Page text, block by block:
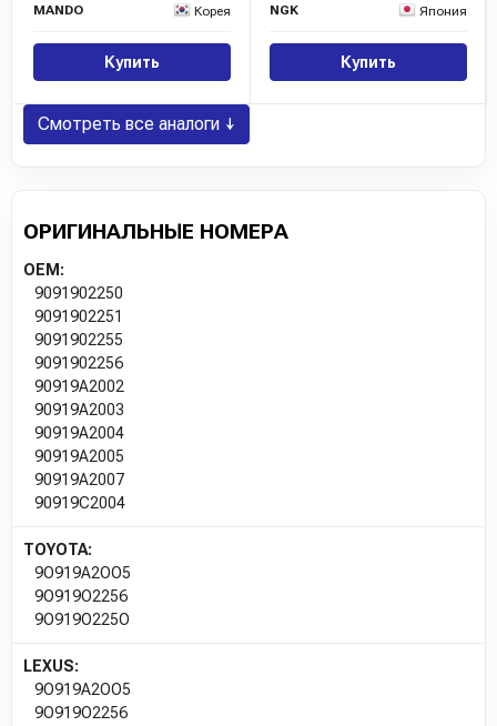
MANDO
Корея
Купить
NGK
Япония
Купить
Смотреть все аналоги ↓
ОРИГИНАЛЬНЫЕ НОМЕРА
OEM:
9091902250
9091902251
9091902255
9091902256
90919A2002
90919A2003
90919A2004
90919A2005
90919A2007
90919C2004
TOYOTA:
9O919A2OO5
9O919O2256
9O919O225O
LEXUS:
9O919A2OO5
9O919O2256